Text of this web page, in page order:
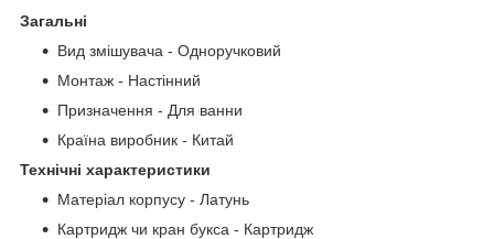
Загальні
Вид змішувача - Одноручковий
Монтаж - Настінний
Призначення - Для ванни
Країна виробник - Китай
Технічні характеристики
Матеріал корпусу - Латунь
Картридж чи кран букса - Картридж